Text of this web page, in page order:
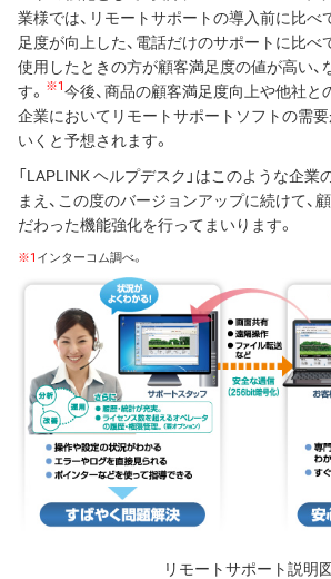
業様では、リモートサポートの導入前に比
足度が向上した、電話だけのサポートに比
使用したときの方が顧客満足度の値が高い、
す。 ※1今後、商品の顧客満足度向上や他社と
企業においてリモートサポートソフトの需
いくと予想されます。
「LAPLINK ヘルプデスク」はこのような企業
まえ、この度のバージョンアップに続けて、
だわった機能強化を行ってまいります。
※1インターコム調べ。
リモートサポート説明